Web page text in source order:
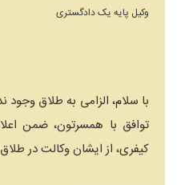
وکیل پایه یک دادگستری
با سلام، الزامی به طلاق وجود
توافق با همسرتون، ضمن
کیفری، از ایشان وکالت در